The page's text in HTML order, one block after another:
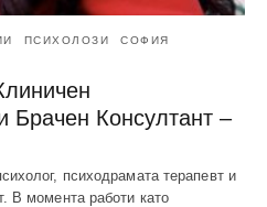
ПСИХОЛОЗИ СОФИЯ
Брачен Консултант –
психодрамата терапевт и
В момента работи като